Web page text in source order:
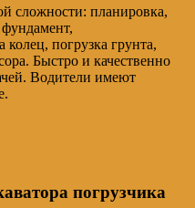
сложности: планировка,
погрузка грунта,
Быстро и качественно
Водители имеют
погрузчика